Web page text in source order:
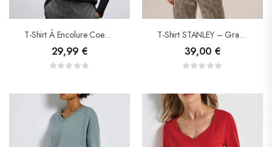
T-Shirt À Encolure Coeur- Street One
29,99 €
T-Shirt STANLEY – Grace &Mila
39,00 €